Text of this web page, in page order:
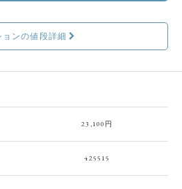
ョンの値段詳細
23,100円
425515